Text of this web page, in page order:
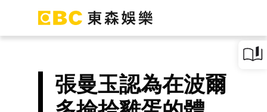
張曼玉認為在波爾